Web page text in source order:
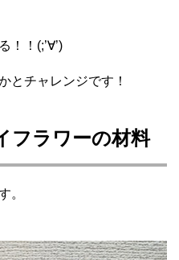
！！(;’∀’)
とチャレンジです！
フラワーの材料
。